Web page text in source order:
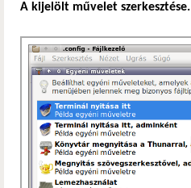
A kijelölt művelet szerkesztése.